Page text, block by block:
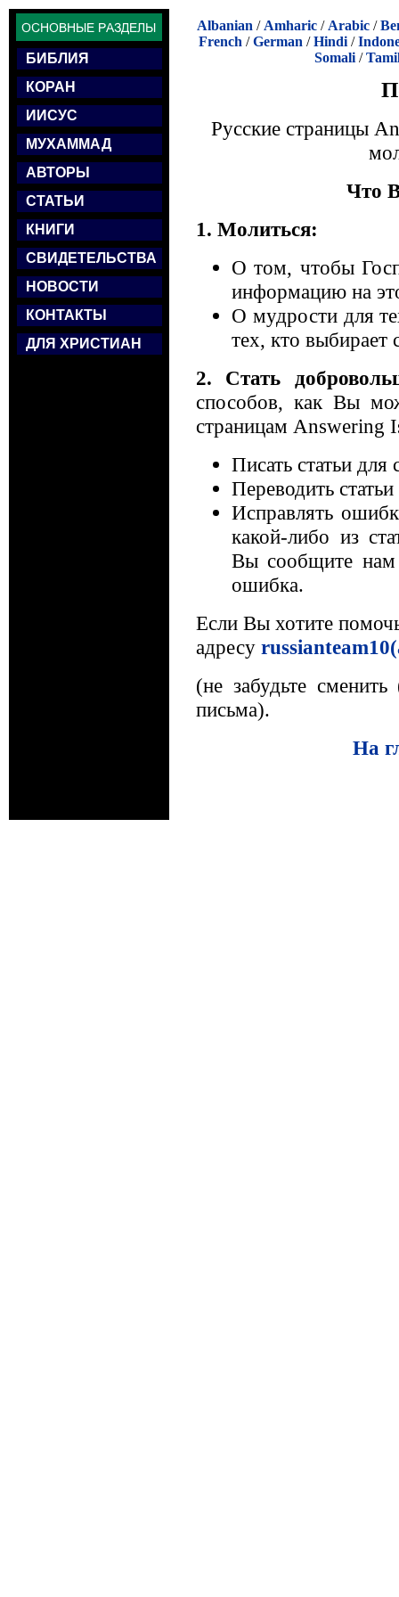
БИБЛИЯ
КОРАН
ИИСУС
МУХАММАД
АВТОРЫ
СТАТЬИ
КНИГИ
СВИДЕТЕЛЬСТВА
НОВОСТИ
КОНТАКТЫ
ДЛЯ ХРИСТИАН
Albanian / Amharic / Arabic /
French /German /Hindi /
Somali/
Русские страницы
Что
1. Молиться:
О том, чтобы
информацию на
О мудрости для
тех, кто выбирает
2. Стать
способов, как Вы
страницам Answering
Писать статьи для
Переводить
Исправлять
какой-либо из
Вы сообщите нам
ошибка.
Если Вы хотите
адресу
(не забудьте
письма).
На